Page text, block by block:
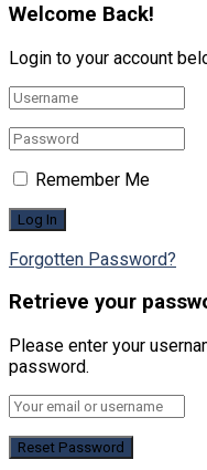
Welcome Back!
Login to your account
Remember Me
Forgotten Password?
Retrieve your
Please enter your
password.